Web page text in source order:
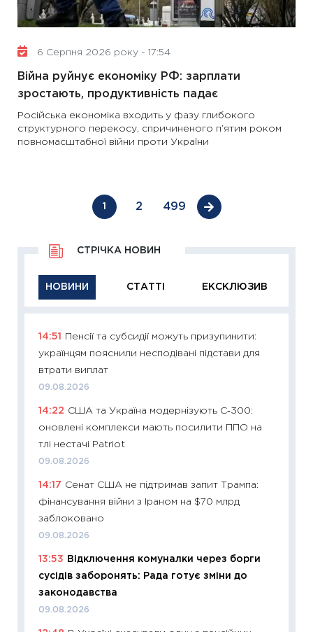
6 Серпня 2026 року - 17:54
Війна руйнує економіку РФ: зарплати
зростають, продуктивність падає
Російська економіка входить у фазу глибокого
структурного перекосу, спричиненого п’ятим роком
повномасштабної війни проти України
1 2 499
НОВИНИ СТАТТІ ЕКСКЛЮЗИВ
СТРІЧКА НОВИН
14:51
Пенсії та субсидії можуть призупинити:
українцям пояснили несподівані підстави для
втрати виплат
09.08.2026
14:22 США та Україна модернізують С‑300:
оновлені комплекси мають посилити ППО на
тлі нестачі Patriot
09.08.2026
14:17 Сенат США не підтримав запит Трампа:
фінансування війни з Іраном на $70 млрд
заблоковано
09.08.2026
13:53
Відключення комуналки через борги
сусідів заборонять: Рада готує зміни до
законодавства
09.08.2026